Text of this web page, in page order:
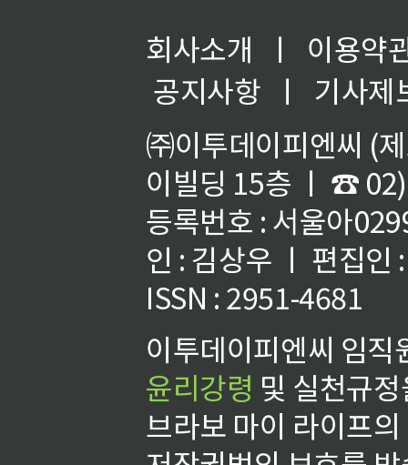
회사소개 ㅣ
이용약
공지사항
ㅣ
기사제
㈜이투데이피엔씨 (
이빌딩 15층 ㅣ ☎
등록번호 : 서울아
인 : 김상우 ㅣ 편집인
ISSN : 2951-4681
이투데이피엔씨 임
윤리강령 및 실천규
브라보 마이 라이프